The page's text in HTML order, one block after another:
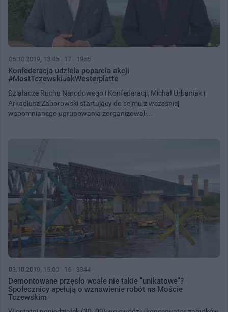
05.10.2019, 13:45 17 1965
Konfederacja udziela poparcia akcji
#MostTczewskiJakWesterplatte
Działacze Ruchu Narodowego i Konfederacji, Michał Urbaniak i
Arkadiusz Zaborowski startujący do sejmu z wcześniej
wspomnianego ugrupowania zorganizowali...
03.10.2019, 15:00 16 3344
Demontowane przęsło wcale nie takie "unikatowe"?
Społecznicy apelują o wznowienie robót na Moście
Tczewskim